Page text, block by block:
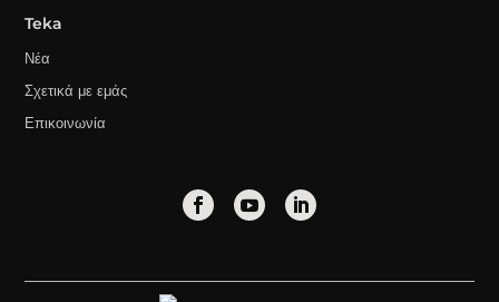
Teka
Νέα
Σχετικά με εμάς
Επικοινωνία